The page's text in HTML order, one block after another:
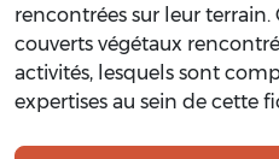
rencontrées sur leur
couverts végétaux
activités, lesquels sont
expertises au sein de cette